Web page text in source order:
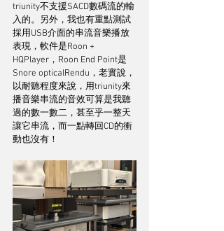
triunity不支援SACD數碼流的輸
入的。另外，我也有重點測試
採用USB介面的串流音樂播放
表現，軟件是Roon +
HQPlayer，Roon End Point是
Snore opticalRendu，老實說，
以耐聽程度來說，用triunity來
播音樂串流的音效可算是我聽
過的數一數二，甚至乎一整天
讓它串流，而一點轉回CD的衝
動也沒有！